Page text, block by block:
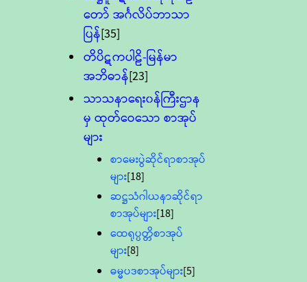
တော် အင်္ဂလိပ်ဘာသာ
ပြန်[35]
တိပိဋကပါဠိ-မြန်မာ
အဘိဓာန်[23]
သာသနာရေး၀န်ကြီးဌာန
မှ ထုတ်ဝေသော စာအုပ်
များ
စာမေးပွဲဆိုင်ရာစာအုပ်
များ[18]
ဆဋ္ဌသံဂါယနာဆိုင်ရာ
စာအုပ်များ[18]
ထေရုပ္ပတ္တိစာအုပ်
များ[8]
ဓမ္မပဒစာအုပ်များ[5]